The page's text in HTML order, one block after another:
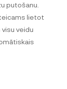
putošanu.
lietot
veidu